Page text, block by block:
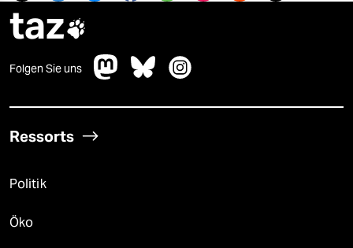
taz
Folgen Sie uns
Ressorts
Politik
Öko